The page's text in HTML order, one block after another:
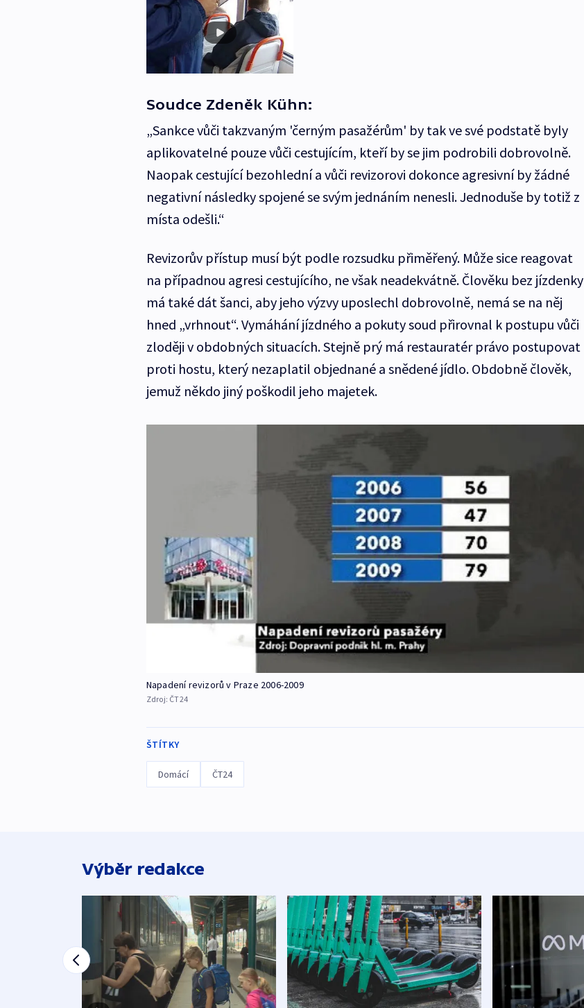
Soudce Zdeněk Kühn:
„Sankce vůči takzvaným 'černým pasažérům' by tak ve své podstatě byly
aplikovatelné pouze vůči cestujícím, kteří by se jim podrobili dobrovolně.
Naopak cestující bezohlední a vůči revizorovi dokonce agresivní by žádné
negativní následky spojené se svým jednáním nenesli. Jednoduše by totiž z
místa odešli.“
Revizorův přístup musí být podle rozsudku přiměřený. Může sice reagovat
na případnou agresi cestujícího, ne však neadekvátně. Člověku bez jízdenky
má také dát šanci, aby jeho výzvy uposlechl dobrovolně, nemá se na něj
hned „vrhnout“. Vymáhání jízdného a pokuty soud přirovnal k postupu vůči
zloději v obdobných situacích. Stejně prý má restauratér právo postupovat
proti hostu, který nezaplatil objednané a snědené jídlo. Obdobně člověk,
jemuž někdo jiný poškodil jeho majetek.
Napadení revizorů v Praze 2006-2009
Zdroj: ČT24
ŠTÍTKY
Domácí ČT24
Výběr redakce